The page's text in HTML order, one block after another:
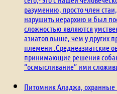
разумению, просто член
нарушить иерархию и был
сложностью являются
азиатов выше, чем у других
племени .Среднеазиатские
принимающие решения
“осмысливание” ими
Питомник Аладжа,